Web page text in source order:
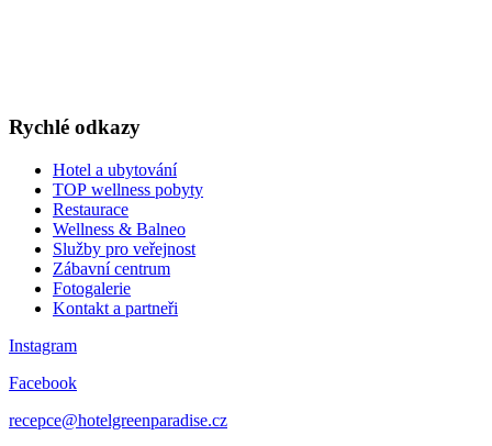
Rychlé odkazy
Hotel a ubytování
TOP wellness pobyty
Restaurace
Wellness & Balneo
Služby pro veřejnost
Zábavní centrum
Fotogalerie
Kontakt a partneři
Instagram
Facebook
recepce@hotelgreenparadise.cz